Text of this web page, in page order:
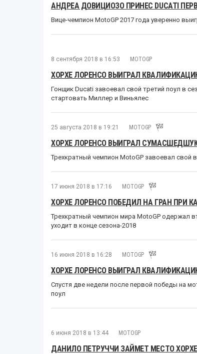
АНДРЕА ДОВИЦИОЗО ПРИНЕС DUCATI
Вице-чемпион MotoGP 2017 года уверенно
8 сентября 2018 в 16:53 MOTOGP
ХОРХЕ ЛОРЕНСО ВЫИГРАЛ
Гонщик Ducati завоевал свой третий поул в
стартовать Миллер и Виньялес
25 августа 2018 в 19:21 MOTOGP
ХОРХЕ ЛОРЕНСО ВЫИГРАЛ
Трехкратный чемпион MotoGP завоевал свой
17 июня 2018 в 17:16 MOTOGP
ХОРХЕ ЛОРЕНСО ПОБЕДИЛ НА ГРАН ПРИ
Трехкратный чемпион мира MotoGP одержал
уходит в конце сезона-2018
16 июня 2018 в 16:28 MOTOGP
ХОРХЕ ЛОРЕНСО ВЫИГРАЛ
Спустя две недели после первой победы на
поул
6 июня 2018 в 13:44 MOTOGP
ДАНИЛО ПЕТРУЧЧИ ЗАЙМЕТ МЕСТО ХОРХЕ